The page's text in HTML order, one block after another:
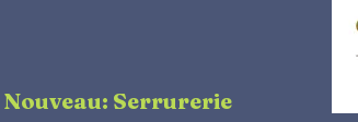
Nouveau: Serrurerie